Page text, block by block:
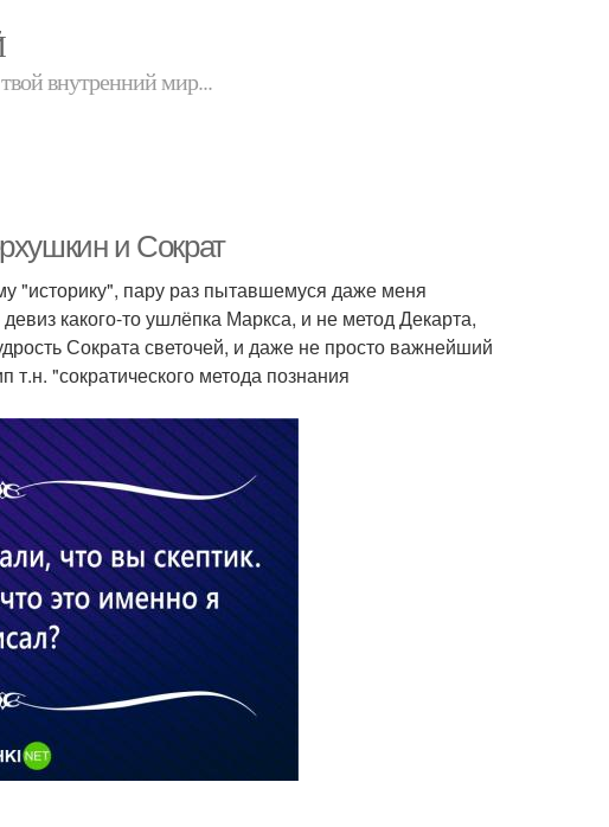
внутренний мир...
и Сократ
"историку", пару раз пытавшемуся даже меня
какого-то ушлёпка Маркса, и не метод Декарта,
Сократа светочей, и даже не просто важнейший
"сократического метода познания